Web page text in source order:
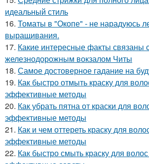
идеальный стиль
16. Томаты в "Окопе" - не нарадуюсь
выращивания.
17. Какие интересные факты связаны
железнодорожным вокзалом Читы
18. Самое достоверное гадание на
19. Как быстро отмыть краску для
эффективные методы
20. Как убрать пятна от краски для
эффективные методы
21. Как и чем оттереть краску для
эффективные методы
22. Как быстро смыть краску для